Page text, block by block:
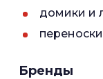
домики и
Бренды